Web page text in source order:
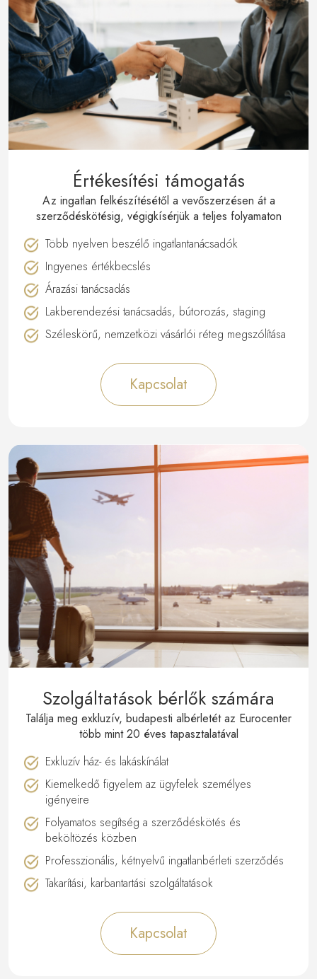
Értékesítési támogatás
Az ingatlan felkészítésétől a vevőszerzésen át a
szerződéskötésig, végigkísérjük a teljes folyamaton
Több nyelven beszélő ingatlantanácsadók
Ingyenes értékbecslés
Árazási tanácsadás
Lakberendezési tanácsadás, bútorozás, staging
Széleskörű, nemzetközi vásárlói réteg megszólítása
Kapcsolat
Szolgáltatások bérlők számára
Találja meg exkluzív, budapesti albérletét az Eurocenter
több mint 20 éves tapasztalatával
Exkluzív ház- és lakáskínálat
Kiemelkedő figyelem az ügyfelek személyes
igényeire
Folyamatos segítség a szerződéskötés és
beköltözés közben
Professzionális, kétnyelvű ingatlanbérleti szerződés
Takarítási, karbantartási szolgáltatások
Kapcsolat